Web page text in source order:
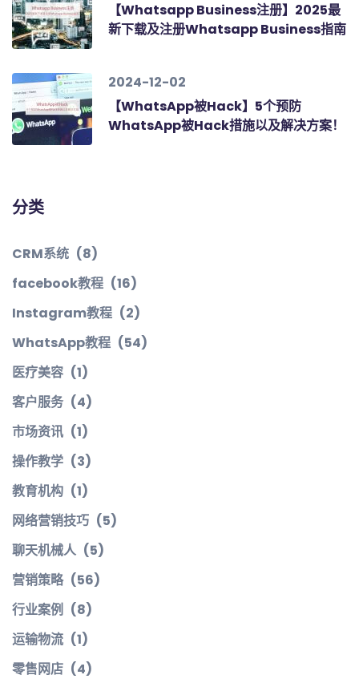
【Whatsapp Business注册】2025最
新下载及注册Whatsapp Business指南
2024-12-02
【WhatsApp被Hack】5个预防
WhatsApp被Hack措施以及解决方案！
分类
CRM系统 (8)
facebook教程 (16)
Instagram教程 (2)
WhatsApp教程 (54)
医疗美容 (1)
客户服务 (4)
市场资讯 (1)
操作教学 (3)
教育机构 (1)
网络营销技巧 (5)
聊天机械人 (5)
营销策略 (56)
行业案例 (8)
运输物流 (1)
零售网店 (4)